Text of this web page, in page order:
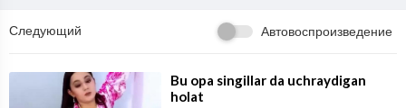
Следующий Автовоспроизведение
⁣Bu opa singillar da uchraydigan
holat